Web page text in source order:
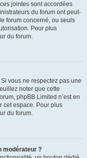
jointes sont accordées
du forum ont peut-
forum concerné, ou seuls
Pour plus
du forum.
vous ne respectez pas une
noter que cette
phpBB Limited n’est en
cet espace. Pour plus
du forum.
modérateur ?